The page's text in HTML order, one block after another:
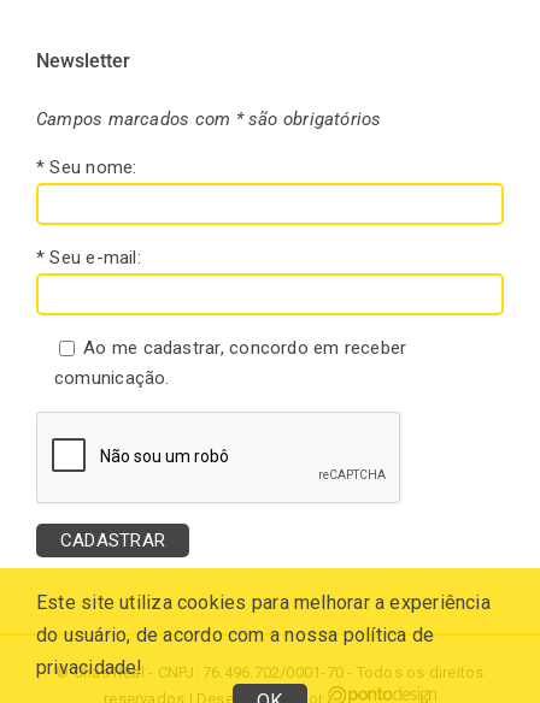
Newsletter
Campos marcados com * são obrigatórios
* Seu nome:
* Seu e-mail:
Ao me cadastrar, concordo em receber
comunicação.
© Chás Real - CNPJ: 76.496.702/0001-70 - Todos os direitos
reservados | Desenvolvido por
Este site utiliza cookies para melhorar a experiência
do usuário, de acordo com a nossa política de
privacidade!